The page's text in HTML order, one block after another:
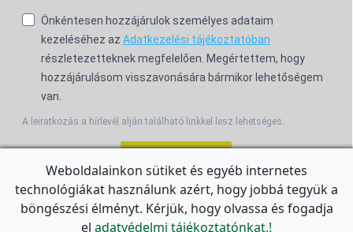
Önkéntesen hozzájárulok személyes adataim
kezeléséhez az Adatkezelési tájékoztatóban
részletezetteknek megfelelően. Megértettem, hogy
hozzájárulásom visszavonására bármikor lehetőségem
van.
A leiratkozás a hírlevél alján található linkkel lesz lehetséges.
For the English Newsletter, clickHERE.
Weboldalainkon sütiket és egyéb internetes
technológiákat használunk azért, hogy jobbá tegyük a
böngészési élményt. Kérjük, hogy olvassa és fogadja
el adatvédelmi tájékoztatónkat.!